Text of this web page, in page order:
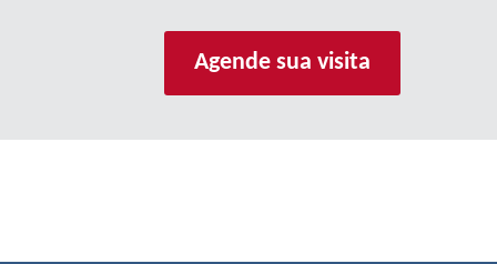
Agende sua visita